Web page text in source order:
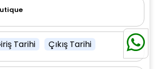
Tarihi Çıkış Tarihi